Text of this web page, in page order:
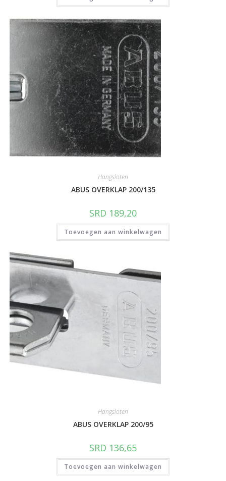
Hangsloten
ABUS OVERKLAP 200/135
SRD 189,20
Toevoegen aan winkelwagen
Hangsloten
ABUS OVERKLAP 200/95
SRD 136,65
Toevoegen aan winkelwagen